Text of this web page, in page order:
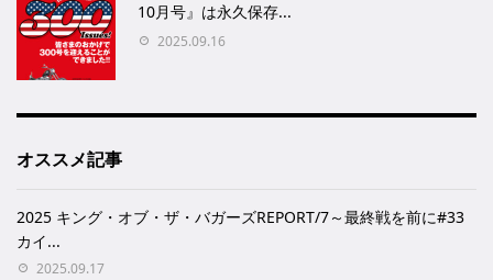
10月号』は永久保存...
2025.09.16
オススメ記事
2025 キング・オブ・ザ・バガーズREPORT/7～最終戦を前に#33
カイ...
2025.09.17